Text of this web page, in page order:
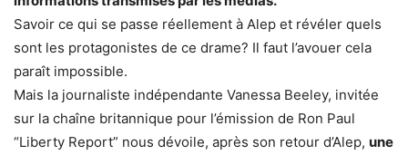
Savoir ce qui se passe réellement à Alep et révéler quels
sont les protagonistes de ce drame? Il faut l’avouer cela
paraît impossible.
Mais la journaliste indépendante Vanessa Beeley, invitée
sur la chaîne britannique pour l’émission de Ron Paul
“Liberty Report” nous dévoile, après son retour d’Alep, une